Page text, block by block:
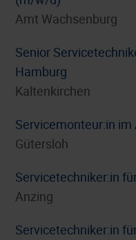
Amt Wachsenburg
Senior
Hamburg
Kaltenkirchen
Servicemonteur:in
Gütersloh
Servicetechniker:in
Anzing
Servicetechniker:in